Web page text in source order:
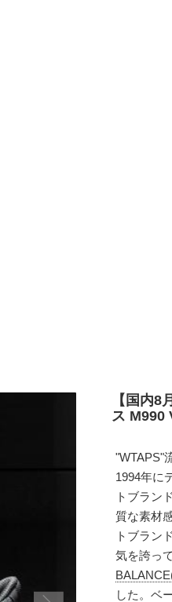
【国内
ス M990
"WTAPS"
1994年に
トブラン
質な素材
トブラン
気を誇っ
した。ベ